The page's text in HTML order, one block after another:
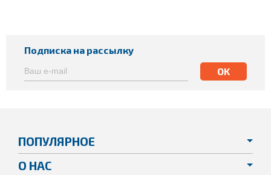
Подписка на рассылку
ПОПУЛЯРНОЕ
О НАС